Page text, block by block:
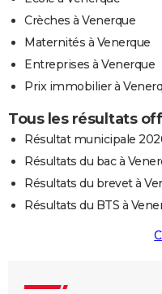
Crèches à Venerque
Maternités à Venerque
Entreprises à Venerque
Prix immobilier à
Tous les résultats
Résultat municipale
Résultats du bac à
Résultats du brevet à
Résultats du BTS à